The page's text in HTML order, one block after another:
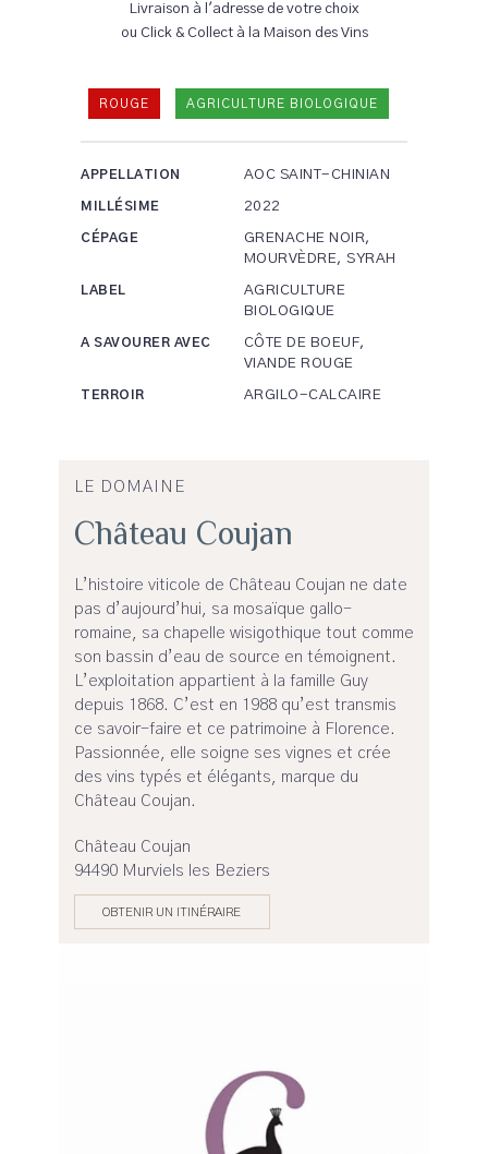
Livraison à l'adresse de votre choix
ou Click & Collect à la Maison des Vins
ROUGE AGRICULTURE BIOLOGIQUE
APPELLATION AOC SAINT-CHINIAN
MILLÉSIME 2022
CÉPAGE
GRENACHE NOIR,
MOURVÈDRE, SYRAH
LABEL
AGRICULTURE
BIOLOGIQUE
A SAVOURER AVEC
CÔTE DE BOEUF,
VIANDE ROUGE
TERROIR ARGILO-CALCAIRE
LE DOMAINE
Château Coujan
L’histoire viticole de Château Coujan ne date
pas d’aujourd’hui, sa mosaïque gallo-
romaine, sa chapelle wisigothique tout comme
son bassin d’eau de source en témoignent.
L’exploitation appartient à la famille Guy
depuis 1868. C’est en 1988 qu’est transmis
ce savoir-faire et ce patrimoine à Florence.
Passionnée, elle soigne ses vignes et crée
des vins typés et élégants, marque du
Château Coujan.
Château Coujan
94490 Murviels les Beziers
OBTENIR UN ITINÉRAIRE